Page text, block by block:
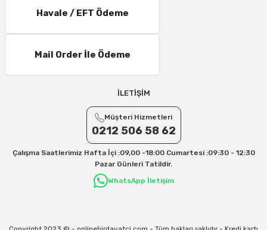
Havale / EFT Ödeme
Mail Order İle Ödeme
İLETİŞİM
Müşteri Hizmetleri
0212 506 58 62
Çalışma Saatlerimiz Hafta İçi :09,00 -18:00 Cumartesi :09:30 - 12:30
Pazar Günleri Tatildir.
WhatsApp İletişim